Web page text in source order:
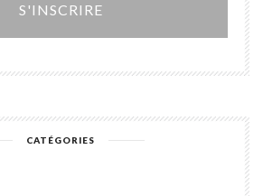
CATÉGORIES